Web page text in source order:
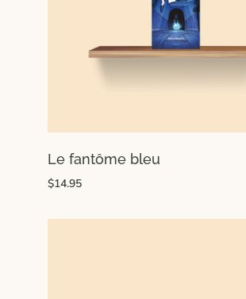
Le fantôme bleu
$14.95